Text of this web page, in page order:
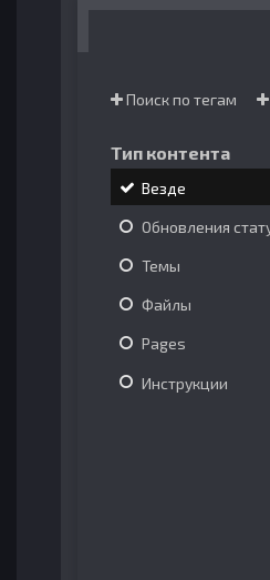
Поиск по тегам
Тип контента
Везде
Обновления
Темы
Файлы
Pages
Инструкции